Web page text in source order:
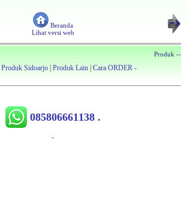
-›
Beranda
Lihat versi web
Produk --
Produk Sidoarjo | Produk Lain | Cara ORDER -
085806661138 .
-